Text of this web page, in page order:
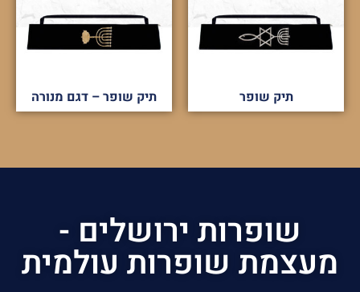
תיק שופר תיק שופר – דגם מנורה
שופרות ירושלים -
מעצמת שופרות עולמית